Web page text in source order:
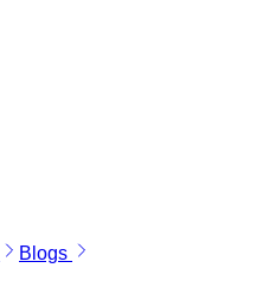
Blogs